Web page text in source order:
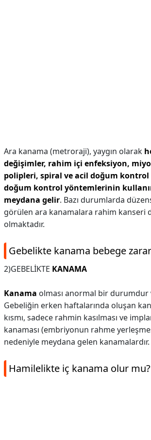
Ara kanama (metroraji), yaygın olarak
değişimler, rahim içi enfeksiyon,
polipleri, spiral ve acil doğum kontrol
doğum kontrol yöntemlerinin
meydana gelir. Bazı durumlarda
görülen ara kanamalara rahim kanseri
olmaktadır.
Gebelikte kanama bebege
2)GEBELİKTE KANAMA
Kanama olması anormal bir durumdur
Gebeliğin erken haftalarında oluşan
kısmı, sadece rahmin kasılması ve
kanaması (embriyonun rahme
nedeniyle meydana gelen kanamalardır.
Hamilelikte iç kanama olur mu?